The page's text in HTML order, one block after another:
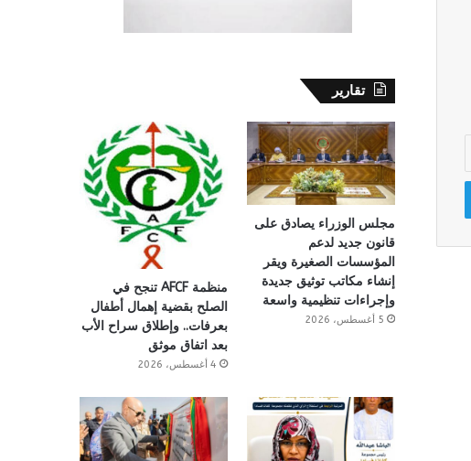
تقارير
مجلس الوزراء يصادق على
قانون جديد لدعم
المؤسسات الصغيرة ويقر
إنشاء مكاتب توثيق جديدة
وإجراءات تنظيمية واسعة
5 أغسطس، 2026
منظمة AFCF تنجح في
الصلح بقضية إهمال أطفال
بعرفات.. وإطلاق سراح الأب
بعد اتفاق موثق
4 أغسطس، 2026